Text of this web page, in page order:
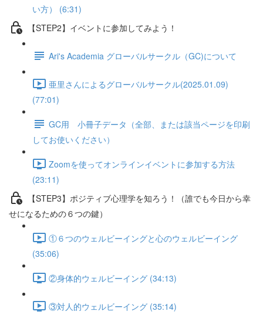
い方） (6:31)
【STEP2】イベントに参加してみよう！
Ari's Academia グローバルサークル（GC)について
亜里さんによるグローバルサークル(2025.01.09)
(77:01)
GC用 小冊子データ（全部、または該当ページを印刷
してお使いください）
Zoomを使ってオンラインイベントに参加する方法
(23:11)
【STEP3】ポジティブ心理学を知ろう！（誰でも今日から幸
せになるための６つの鍵）
①６つのウェルビーイングと心のウェルビーイング
(35:06)
②身体的ウェルビーイング (34:13)
③対人的ウェルビーイング (35:14)